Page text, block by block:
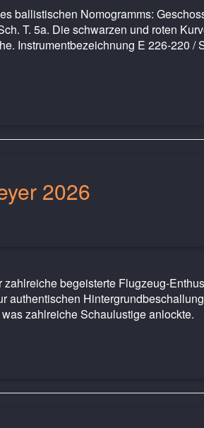
ballistischen Nomogramms:
T. 5a. Die schwarzen und roten
Instrumentbezeichnung E 226-220 /
2026
begeisterte Flugzeug-
authentischen
zahlreiche Schaulustige anlockte.